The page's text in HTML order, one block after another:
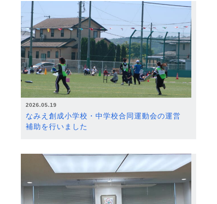
2026.05.19
なみえ創成小学校・中学校合同運動会の運営
補助を行いました